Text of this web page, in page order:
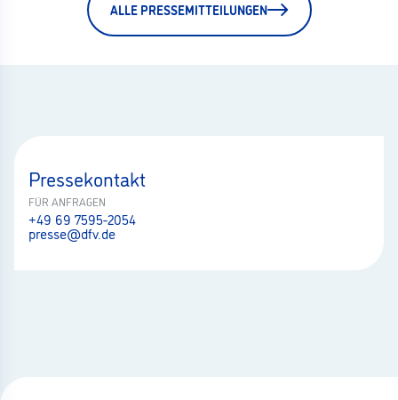
ALLE PRESSEMITTEILUNGEN
Pressekontakt
FÜR ANFRAGEN
+49 69 7595-2054
presse@dfv.de